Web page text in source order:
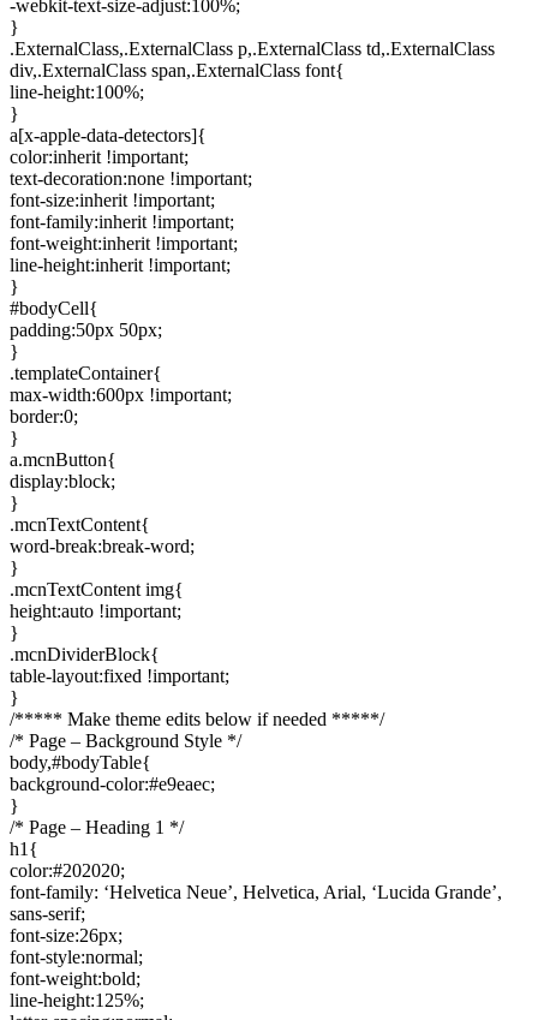
-webkit-text-size-adjust:100%;
}
.ExternalClass,.ExternalClass p,.ExternalClass td,.ExternalClass
div,.ExternalClass span,.ExternalClass font{
line-height:100%;
}
a[x-apple-data-detectors]{
color:inherit !important;
text-decoration:none !important;
font-size:inherit !important;
font-family:inherit !important;
font-weight:inherit !important;
line-height:inherit !important;
}
#bodyCell{
padding:50px 50px;
}
.templateContainer{
max-width:600px !important;
border:0;
}
a.mcnButton{
display:block;
}
.mcnTextContent{
word-break:break-word;
}
.mcnTextContent img{
height:auto !important;
}
.mcnDividerBlock{
table-layout:fixed !important;
}
/***** Make theme edits below if needed *****/
/* Page – Background Style */
body,#bodyTable{
background-color:#e9eaec;
}
/* Page – Heading 1 */
h1{
color:#202020;
font-family: ‘Helvetica Neue’, Helvetica, Arial, ‘Lucida Grande’,
sans-serif;
font-size:26px;
font-style:normal;
font-weight:bold;
line-height:125%;